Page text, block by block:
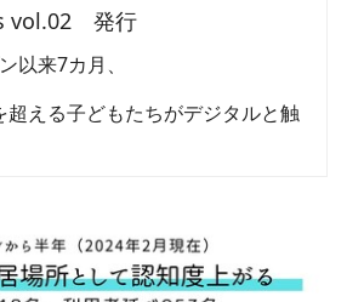
vol.02　発行
以来7カ月、
超える子どもたちがデジタルと触